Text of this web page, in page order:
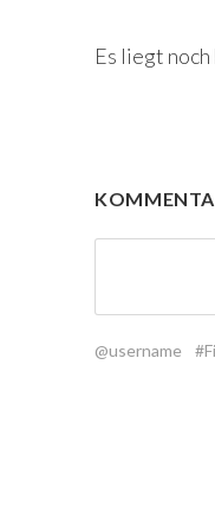
Es liegt
@username